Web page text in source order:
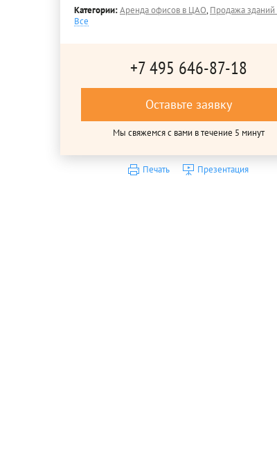
Категории:Аренда офисов в ЦАО,Продажа
Все
+7 495 646-87-18
Оставьте заявку
Мы свяжемся с вами в течение 5 минут
Печать Презентация